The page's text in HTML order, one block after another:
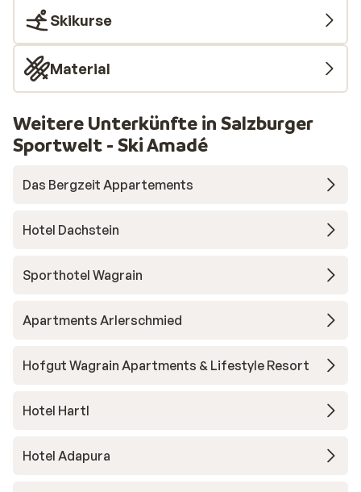
Skikurse
Material
Weitere Unterkünfte in Salzburger
Sportwelt - Ski Amadé
Das Bergzeit Appartements
Hotel Dachstein
Sporthotel Wagrain
Apartments Arlerschmied
Hofgut Wagrain Apartments & Lifestyle Resort
Hotel Hartl
Hotel Adapura